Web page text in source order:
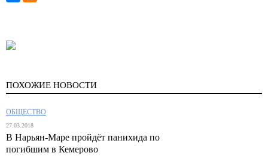
ПОХОЖИЕ НОВОСТИ
ОБЩЕСТВО
27.03.2018
В Нарьян-Маре пройдёт панихида по
погибшим в Кемерово